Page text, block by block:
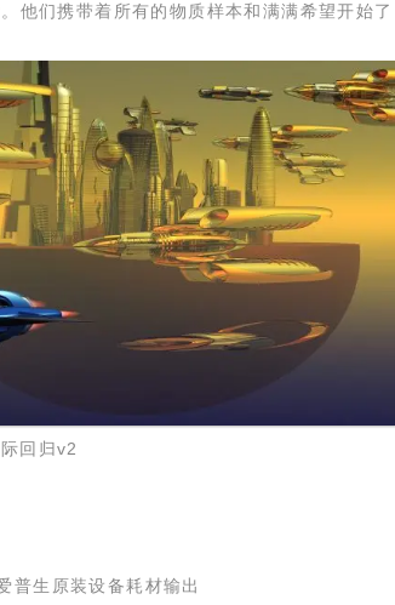
他们携带着所有的物质样本和满满希望开始了
际回归v2
生原装设备耗材输出